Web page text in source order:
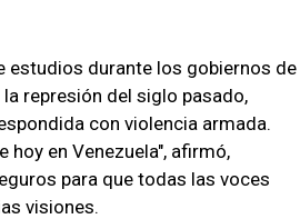
estudios durante los gobiernos de
represión del siglo pasado,
con violencia armada.
hoy en Venezuela", afirmó,
para que todas las voces
visiones.